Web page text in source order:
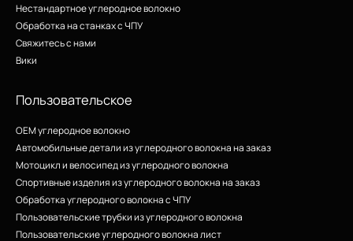
Нестандартное углеродное волокно
Обработка на станках с ЧПУ
Свяжитесь с нами
Вики
Пользовательское
OEM углеродное волокно
Автомобильные детали из углеродного волокна на заказ
Мотоцикл и велосипед из углеродного волокна
Спортивные изделия из углеродного волокна на заказ
Обработка углеродного волокна с ЧПУ
Пользовательские трубки из углеродного волокна
Пользовательские углеродного волокна лист